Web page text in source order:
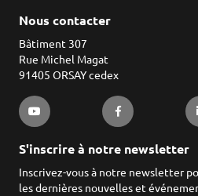
Nous contacter
Bâtiment 307
Rue Michel Magat
91405 ORSAY cedex
S'inscrire à notre newsletter
Inscrivez-vous à notre newsletter
les dernières nouvelles et